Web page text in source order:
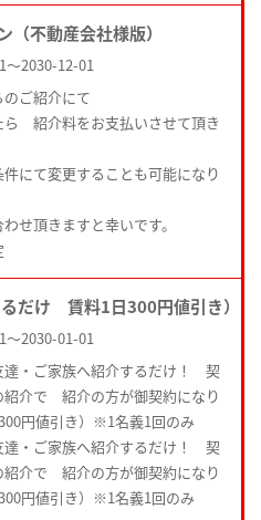
（不動産会社様版）
～2030-12-01
ご紹介にて
ら 紹介料をお支払いさせて頂き
にて変更することも可能になり
せ頂きますと幸いです。
だけ 賃料1日300円値引き）
～2030-01-01
達・ご家族へ紹介するだけ！ 契
紹介で 紹介の方が御契約になり
円値引き）※1名義1回のみ
達・ご家族へ紹介するだけ！ 契
紹介で 紹介の方が御契約になり
円値引き）※1名義1回のみ